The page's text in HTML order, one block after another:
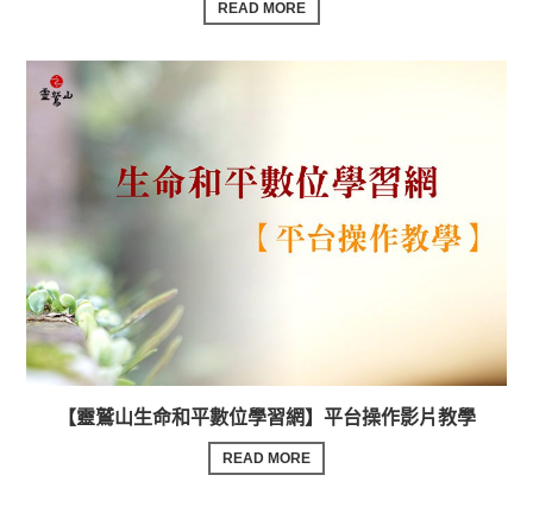
READ MORE
【靈鷲山生命和平數位學習網】平台操作影片教學
READ MORE